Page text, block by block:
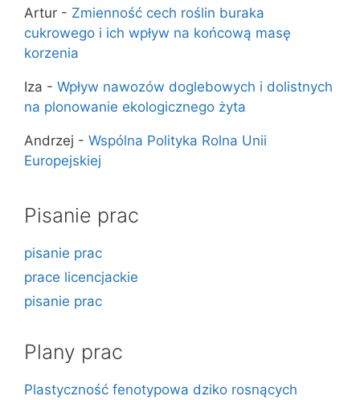
Artur - Zmienność cech roślin buraka
cukrowego i ich wpływ na końcową masę
korzenia
Iza - Wpływ nawozów doglebowych i dolistnych
na plonowanie ekologicznego żyta
Andrzej - Wspólna Polityka Rolna Unii
Europejskiej
Pisanie prac
pisanie prac
prace licencjackie
pisanie prac
Plany prac
Plastyczność fenotypowa dziko rosnących